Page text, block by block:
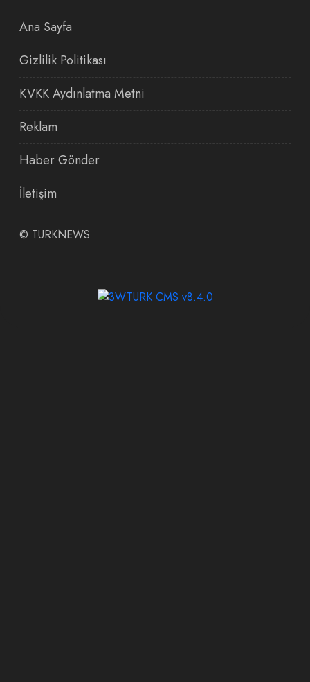
Ana Sayfa
Gizlilik Politikası
KVKK Aydınlatma Metni
Reklam
Haber Gönder
İletişim
© TURKNEWS